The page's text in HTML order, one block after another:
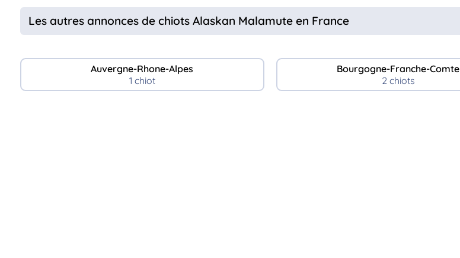
Les autres annonces de chiots Alaskan Malamute en France
Auvergne-Rhone-Alpes
1 chiot
Bourgogne-Franche-Comte
2 chiots